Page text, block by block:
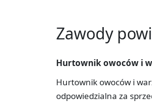
Zawody
Hurtownik owoców i
Hurtownik owoców i
odpowiedzialna za